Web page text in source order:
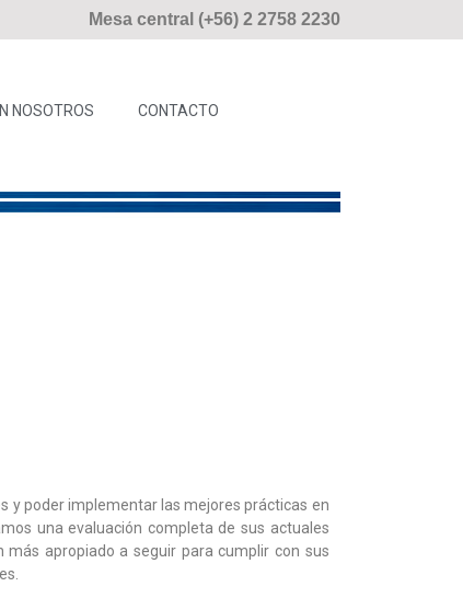
Mesa central (+56) 2 2758 2230
NOSOTROS CONTACTO
y poder implementar las mejores prácticas en
una evaluación completa de sus actuales
apropiado a seguir para cumplir con sus